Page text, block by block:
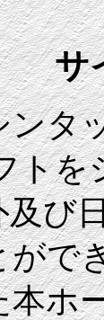
サ
ンタ
トを
及び
がで
本ホ